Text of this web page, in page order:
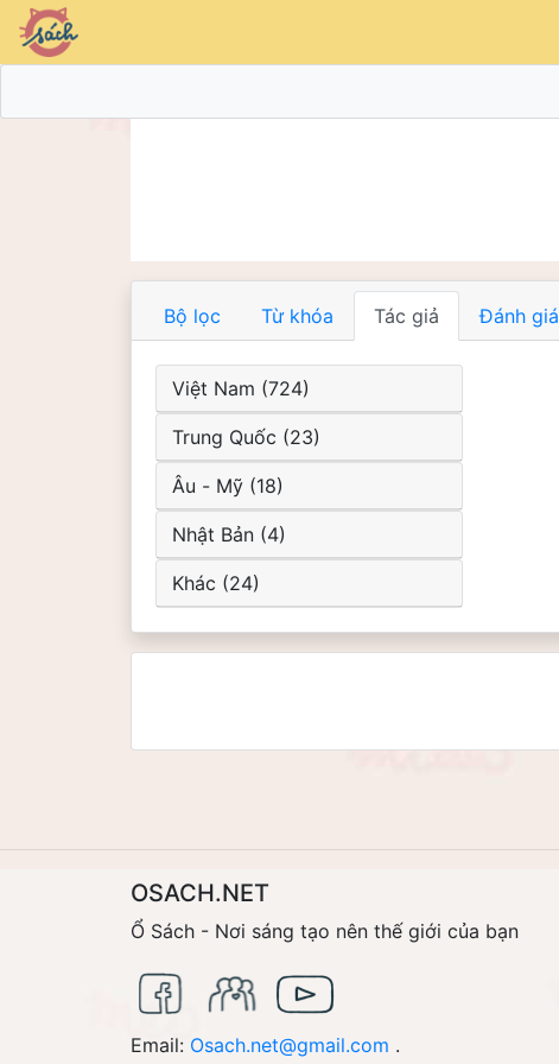
Bộ lọc Từ khóa Tác giả Đánh giá
Việt Nam (724)
Trung Quốc (23)
Âu - Mỹ (18)
Nhật Bản (4)
Khác (24)
OSACH.NET
Ổ Sách - Nơi sáng tạo nên thế giới của bạn
Email: Osach.net@gmail.com .